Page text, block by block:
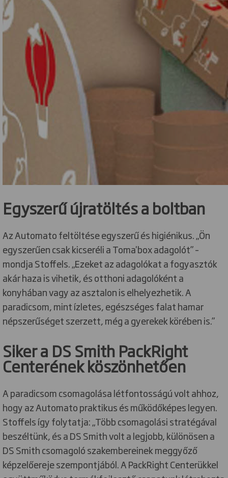
Egyszerű újratöltés a boltban
Az Automato feltöltése egyszerű és higiénikus. „Ön
egyszerűen csak kicseréli a Toma'box adagolót” –
mondja Stoffels. „Ezeket az adagolókat a fogyasztók
akár haza is vihetik, és otthoni adagolóként a
konyhában vagy az asztalon is elhelyezhetik. A
paradicsom, mint ízletes, egészséges falat hamar
népszerűséget szerzett, még a gyerekek körében is.”
Siker a DS Smith PackRight
Centerének köszönhetően
A paradicsom csomagolása létfontosságú volt ahhoz,
hogy az Automato praktikus és működőképes legyen.
Stoffels így folytatja: „Több csomagolási stratégával
beszéltünk, és a DS Smith volt a legjobb, különösen a
DS Smith csomagoló szakembereinek meggyőző
képzelőereje szempontjából. A PackRight Centerükkel